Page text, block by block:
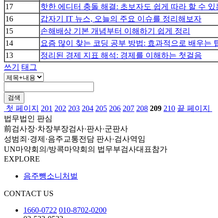
17
핫한 에디터 충돌 해결: 초보자도 쉽게 따라 할 수 있
16
갑자기 IT 뉴스, 오늘의 주요 이슈를 정리해보자
15
손해배상 기본 개념부터 이해하기 쉽게 정리
14
요즘 많이 찾는 코딩 공부 방법: 효과적으로 배우는
13
정리된 경제 지표 해석: 경제를 이해하는 첫걸음
쓰기
태그
검색
첫 페이지 201 202 203 204 205 206 207 208 209 210 끝 페이지
법무법인 판심
前검사장·차장부장검사·판사·군판사
성범죄·경제·음주교통전담 판사·검사역임
UN마약회의/방콕마약회의 법무부검사대표참가
EXPLORE
음주뺑소니처벌
CONTACT US
1660-0722 010-8702-0200